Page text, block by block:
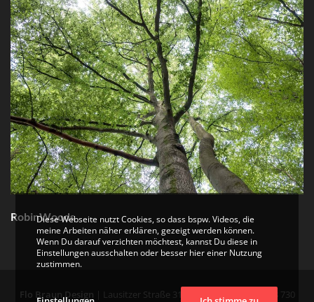
RobinWoods
Flo Braun Design | Lausitzer Straße 31| 10999 Berlin| +49 178 730
Diese Webseite nutzt Cookies, so dass bspw. Videos, die
meine Arbeiten näher erklären, gezeigt werden können.
Wenn Du darauf verzichten möchtest, kannst Du diese in
Einstellungen ausschalten oder besser hier einer Nutzung
zustimmen.